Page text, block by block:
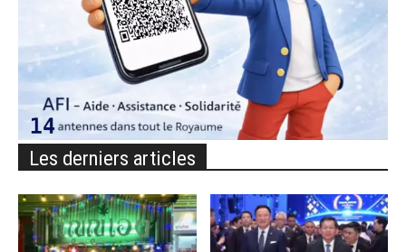
Les derniers articles